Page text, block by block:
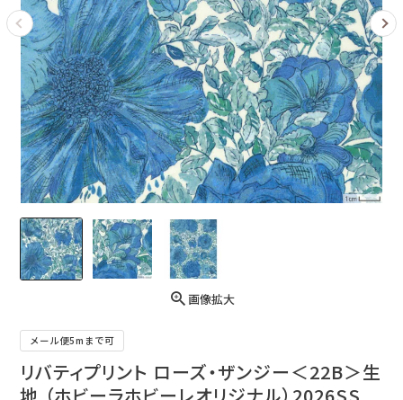
画像拡大
メール便5mまで可
リバティプリント ローズ・ザンジー＜22B＞生